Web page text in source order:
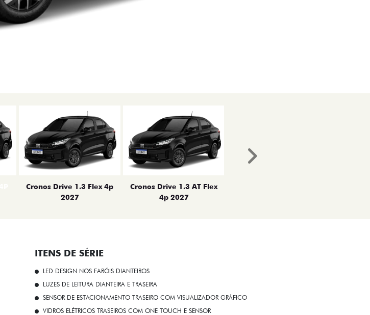
Cronos Drive 1.3 Flex 4p
2027
Cronos Drive 1.3 AT Flex
4p 2027
Próximo
ITENS DE SÉRIE
LED DESIGN NOS FARÓIS DIANTEIROS
LUZES DE LEITURA DIANTEIRA E TRASEIRA
SENSOR DE ESTACIONAMENTO TRASEIRO COM VISUALIZADOR GRÁFICO
VIDROS ELÉTRICOS TRASEIROS COM ONE TOUCH E SENSOR